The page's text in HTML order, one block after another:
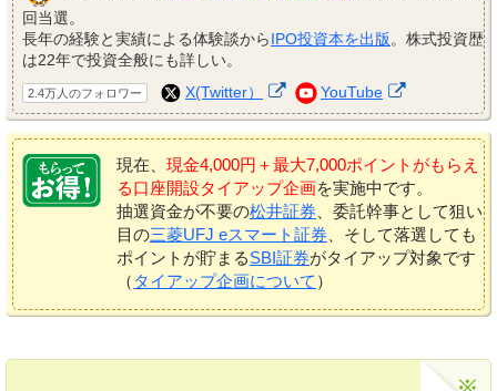
回当選。
長年の経験と実績による体験談からIPO投資本を出版。株式投資歴
は22年で投資全般にも詳しい。
2.4万人のフォロワー X(Twitter） YouTube
現在、 現金4,000円＋最大7,000ポイントがもらえ
る口座開設タイアップ企画を実施中です。
抽選資金が不要の松井証券、委託幹事として狙い
目の三菱UFJ eスマート証券、そして落選しても
ポイントが貯まるSBI証券がタイアップ対象です
（ タイアップ企画について ）